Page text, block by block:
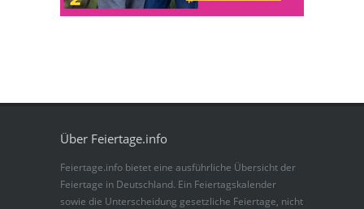
Über Feiertage.info
Feiertage.info bietet eine ausführliche Übersicht der
Feiertage in Deutschland. Ein Feiertagskalender
sowie die Unterscheidung gesetzliche Feiertage, nicht